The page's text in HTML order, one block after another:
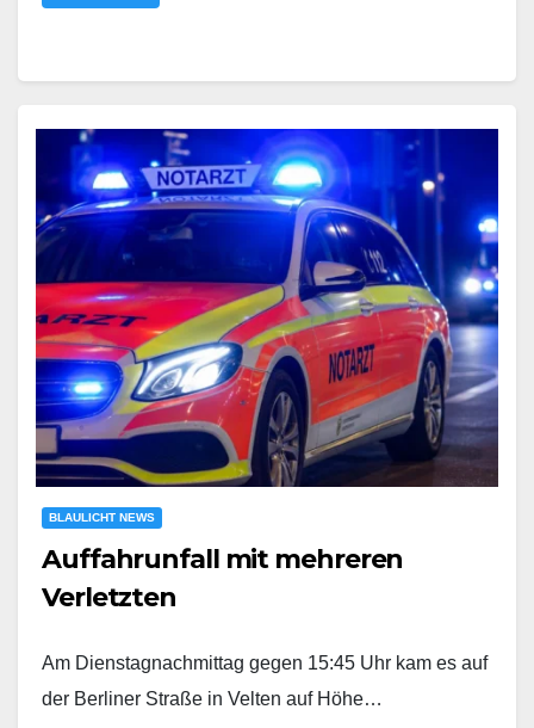
BLAULICHT NEWS
Auffahrunfall mit mehreren
Verletzten
Am Dienstagnachmittag gegen 15:45 Uhr kam es auf
der Berliner Straße in Velten auf Höhe…